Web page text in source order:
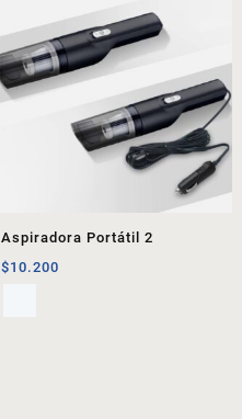
Aspiradora Portátil 2
$10.200